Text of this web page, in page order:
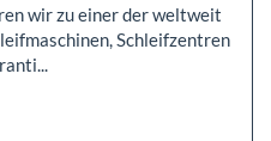
wir zu einer der weltweit
Schleifzentren